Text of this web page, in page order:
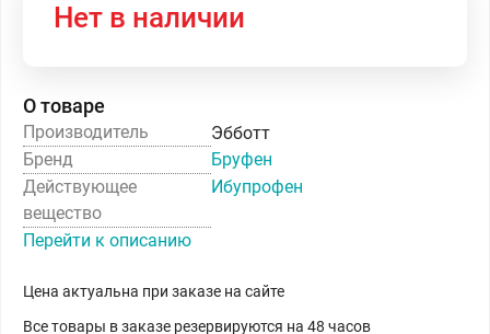
Нет в наличии
О товаре
Производитель
Эбботт
Бренд
Бруфен
Действующее
вещество
Ибупрофен
Перейти к описанию
Цена актуальна при заказе на сайте
Все товары в заказе резервируются на 48 часов